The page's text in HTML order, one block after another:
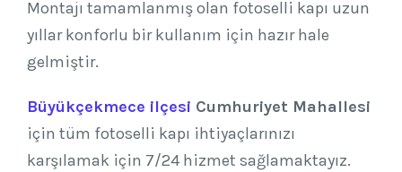
Montajı tamamlanmış olan fotoselli kapı uzun
yıllar konforlu bir kullanım için hazır hale
gelmiştir.
Büyükçekmece ilçesi Cumhuriyet Mahallesi
için tüm fotoselli kapı ihtiyaçlarınızı
karşılamak için 7/24 hizmet sağlamaktayız.